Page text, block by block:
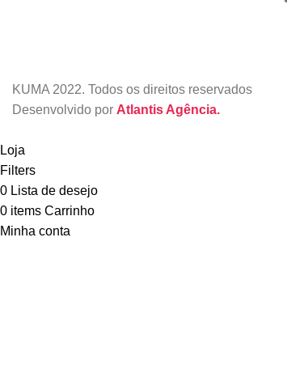
KUMA2022. Todos os direitos reservados
Desenvolvido por Atlantis Agência.
Loja
Filters
0 Lista de desejo
0 items Carrinho
Minha conta